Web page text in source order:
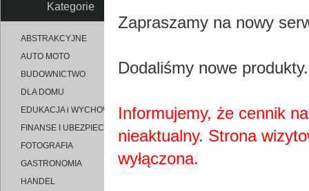
Kategorie
ABSTRAKCYJNE
AUTO MOTO
BUDOWNICTWO
DLA DOMU
EDUKACJA i WYCHOWANIE
FINANSE I UBEZPIECZENIA
FOTOGRAFIA
GASTRONOMIA
HANDEL
Zapraszamy na nowy
Dodaliśmy nowe
Informujemy, że cennik
nieaktualny. Strona
wyłączona.